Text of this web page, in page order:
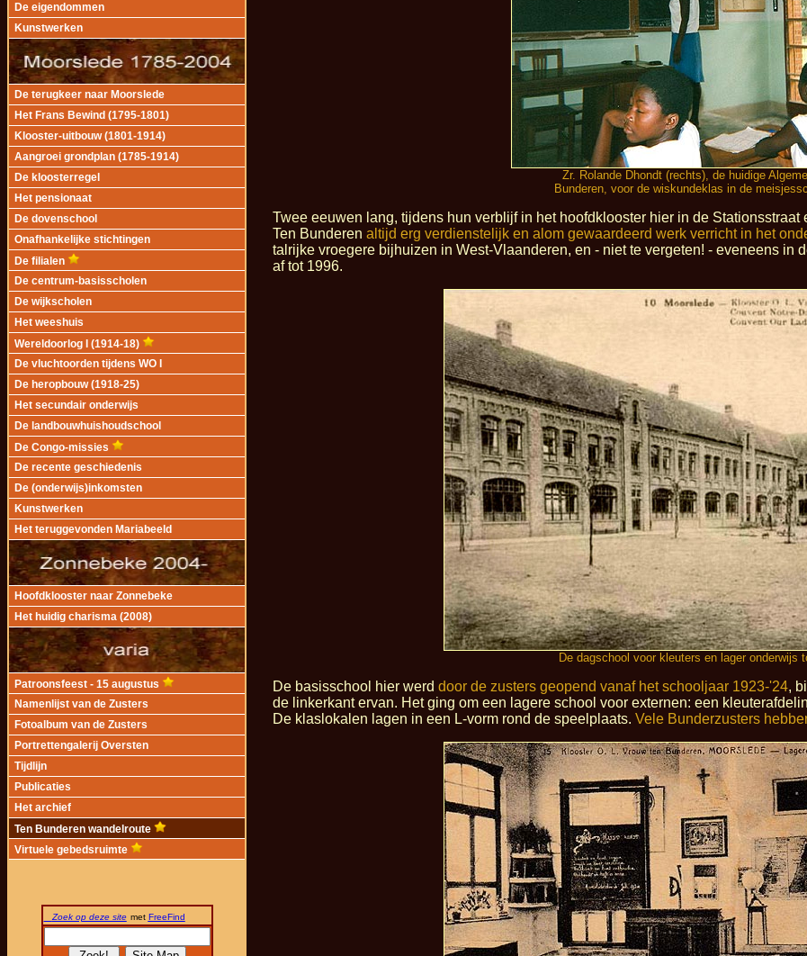
De eigendommen
Kunstwerken
De terugkeer naar Moorslede
Het Frans Bewind (1795-1801)
Klooster-uitbouw (1801-1914)
Aangroei grondplan (1785-1914)
De kloosterregel
Het pensionaat
De dovenschool
Onafhankelijke stichtingen
De filialen
De centrum-basisscholen
De wijkscholen
Het weeshuis
Wereldoorlog I (1914-18)
De vluchtoorden tijdens WO I
De heropbouw (1918-25)
Het secundair onderwijs
De landbouwhuishoudschool
De Congo-missies
De recente geschiedenis
De (onderwijs)inkomsten
Kunstwerken
Het teruggevonden Mariabeeld
Hoofdklooster naar Zonnebeke
Het huidig charisma (2008)
Patroonsfeest - 15 augustus
Namenlijst van de Zusters
Fotoalbum van de Zusters
Portrettengalerij Oversten
Tijdlijn
Publicaties
Het archief
Ten Bunderen wandelroute
Virtuele gebedsruimte
Zoek op deze site met FreeFind
Zr. Rolande Dhondt (rechts), de huidige
Bunderen, voor de wiskundeklas in de
Twee eeuwen lang, tijdens hun verblijf in het hoofdklooster hier in de
Ten Bunderen altijd erg verdienstelijk en alom gewaardeerd werk verricht in het
talrijke vroegere bijhuizen in West-Vlaanderen, en - niet te vergeten! - eveneens in
af tot 1996.
De dagschool voor kleuters en lager onderwijs
De basisschool hier werd door de zusters geopend vanaf het schooljaar 1923-'24,
de linkerkant ervan. Het ging om een lagere school voor externen: een
De klaslokalen lagen in een L-vorm rond de speelplaats. Vele Bunderzusters